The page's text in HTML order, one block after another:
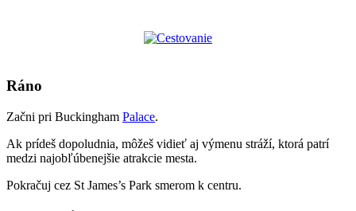
Ráno
Začni pri Buckingham Palace.
Ak prídeš dopoludnia, môžeš vidieť aj výmenu stráží, ktorá patrí
medzi najobľúbenejšie atrakcie mesta.
Pokračuj cez St James’s Park smerom k centru.